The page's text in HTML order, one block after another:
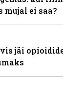
mujal ei saa?
jäi